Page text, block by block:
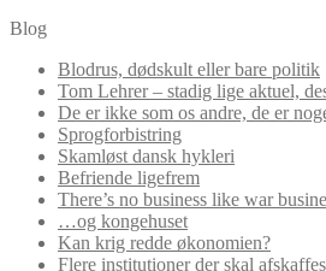
Blog
Blodrus, dødskult eller bare politik
Tom Lehrer – stadig lige aktuel,
De er ikke som os andre, de er
Sprogforbistring
Skamløst dansk hykleri
Befriende ligefrem
There’s no business like war
…og kongehuset
Kan krig redde økonomien?
Flere institutioner der skal